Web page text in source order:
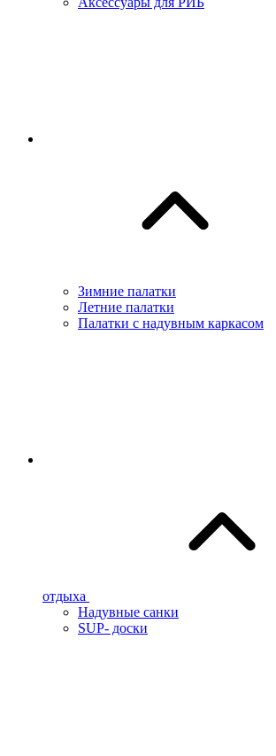
Зимние палатки
Летние палатки
Палатки с надувным каркасом
отдыха
Надувные санки
SUP- доски